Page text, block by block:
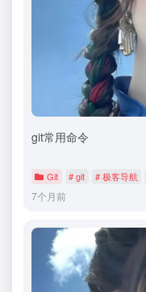
git常用命令
Git # git # 极客导航
7个月前